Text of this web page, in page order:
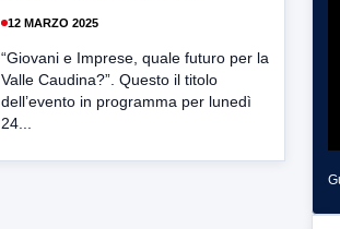
12 MARZO 2025
“Giovani e Imprese, quale futuro per la
Valle Caudina?”. Questo il titolo
dell’evento in programma per lunedì
24...